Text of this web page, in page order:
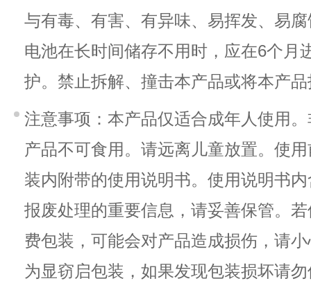
与有毒、有害、有异味、易挥发、易
电池在长时间储存不用时，应在6个月
护。禁止拆解、撞击本产品或将本产
注意事项：本产品仅适合成年人使用
产品不可食用。请远离儿童放置。使
装内附带的使用说明书。使用说明书
报废处理的重要信息，请妥善保管。
费包装，可能会对产品造成损伤，请
为显窃启包装，如果发现包装损坏请